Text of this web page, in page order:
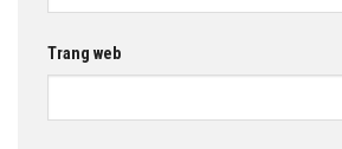
Trang web